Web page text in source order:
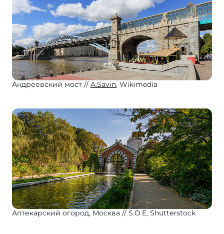
Андреевский мост A.Savin, Wikimedia
Аптекарский огород, Москва S.O.E, Shutterstock